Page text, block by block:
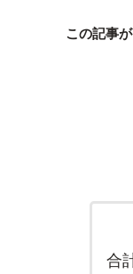
この記事
合